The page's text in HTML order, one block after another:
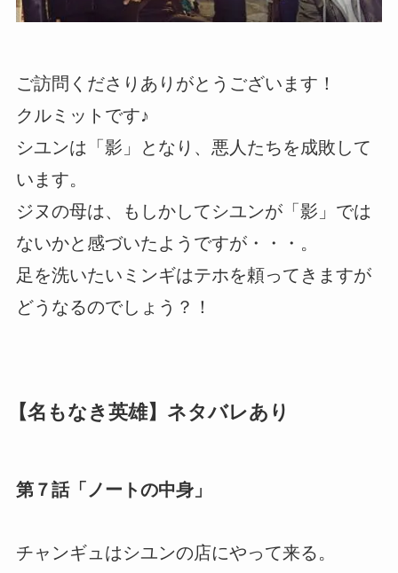
ご訪問くださりありがとうございます！
クルミットです♪
シユンは「影」となり、悪人たちを成敗して
います。
ジヌの母は、もしかしてシユンが「影」では
ないかと感づいたようですが・・・。
足を洗いたいミンギはテホを頼ってきますが
どうなるのでしょう？！
【名もなき英雄】ネタバレあり
第７話「ノートの中身」
チャンギュはシユンの店にやって来る。